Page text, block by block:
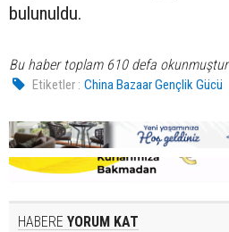
bulunuldu.
Bu haber toplam 610 defa okunmuştur
Etiketler : China Bazaar Gençlik Gücü
HABERE YORUM KAT